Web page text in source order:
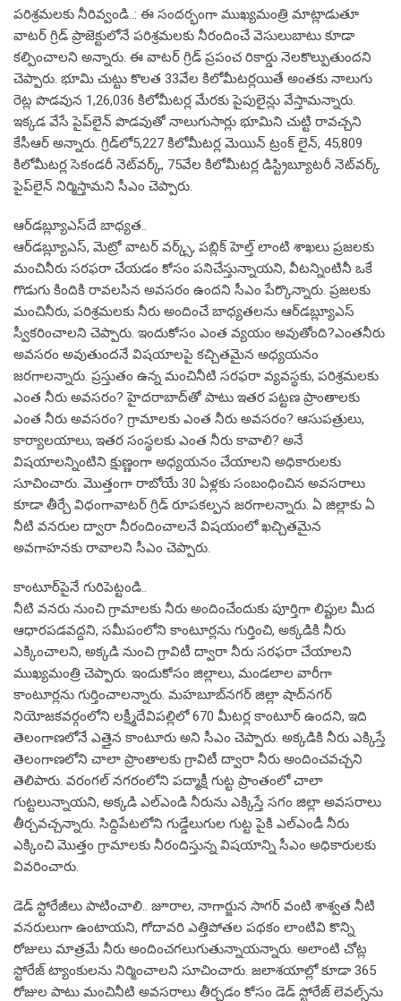
పరిశ్రమలకు నీరివ్వండి..: ఈ సందర్భంగా ముఖ్యమంత్రి మాట్లాడుతూ
వాటర్ గ్రిడ్ ప్రాజెక్టులోనే పరిశ్రమలకు నీరందించే వెసులుబాటు కూడా
కల్పించాలని అన్నారు. ఈ వాటర్ గ్రిడ్ ప్రపంచ రికార్డు నెలకొల్పుతుందని
చెప్పారు. భూమి చుట్టు కొలత 33వేల కిలోమీటర్లయితే అంతకు నాలుగు
రెట్ల పొడవున 1,26,036 కిలోమీటర్ల మేరకు పైపులైన్లు వేస్తామన్నారు.
ఇక్కడ వేసే పైప్‌లైన్ పొడవుతో నాలుగుసార్లు భూమిని చుట్టి రావచ్చని
కేసీఆర్ అన్నారు. గ్రిడ్‌లో5,227 కిలోమీటర్ల మెయిన్ ట్రంక్ లైన్, 45,809
కిలోమీటర్ల సెకండరీ నెట్‌వర్క్, 75వేల కిలోమీటర్ల డిస్ట్రిబ్యూటరీ నెట్‌వర్క్
పైప్‌లైన్ నిర్మిస్తామని సీఎం చెప్పారు.
ఆర్‌డబ్ల్యూఎస్‌దే బాధ్యత..
ఆర్‌డబ్ల్యూఎస్, మెట్రో వాటర్ వర్క్స్, పబ్లిక్ హెల్త్ లాంటి శాఖలు ప్రజలకు
మంచినీరు సరఫరా చేయడం కోసం పనిచేస్తున్నాయని, వీటన్నింటినీ ఒకే
గొడుగు కిందికి రావలసిన అవసరం ఉందని సీఎం పేర్కొన్నారు. ప్రజలకు
మంచినీరు, పరిశ్రమలకు నీరు అందించే బాధ్యతలను ఆర్‌డబ్ల్యూఎస్
స్వీకరించాలని చెప్పారు. ఇందుకోసం ఎంత వ్యయం అవుతోంది?ఎంతనీరు
అవసరం అవుతుందనే విషయాలపై కచ్చితమైన అధ్యయనం
జరగాలన్నారు. ప్రస్తుతం ఉన్న మంచినీటి సరఫరా వ్యవస్థకు, పరిశ్రమలకు
ఎంత నీరు అవసరం? హైదరాబాద్‌తో పాటు ఇతర పట్టణ ప్రాంతాలకు
ఎంత నీరు అవసరం? గ్రామాలకు ఎంత నీరు అవసరం? ఆసుపత్రులు,
కార్యాలయాలు, ఇతర సంస్థలకు ఎంత నీరు కావాలి? అనే
విషయాలన్నింటిని క్షుణ్ణంగా అధ్యయనం చేయాలని అధికారులకు
సూచించారు. మొత్తంగా రాబోయే 30 ఏళ్లకు సంబంధించిన అవసరాలు
కూడా తీర్చే విధంగావాటర్ గ్రిడ్ రూపకల్పన జరగాలన్నారు. ఏ జిల్లాకు ఏ
నీటి వనరుల ద్వారా నీరందించాలనే విషయంలో ఖచ్చితమైన
అవగాహనకు రావాలని సీఎం చెప్పారు.
కాంటూర్‌పైనే గురిపెట్టండి..
నీటి వనరు నుంచి గ్రామాలకు నీరు అందించేందుకు పూర్తిగా లిప్టుల మీద
ఆధారపడవద్దని, సమీపంలోని కాంటూర్లను గుర్తించి, అక్కడికి నీరు
ఎక్కించాలని, అక్కడి నుంచి గ్రావిటీ ద్వారా నీరు సరఫరా చేయాలని
ముఖ్యమంత్రి చెప్పారు. ఇందుకోసం జిల్లాలు, మండలాల వారీగా
కాంటూర్లను గుర్తించాలన్నారు. మహబూబ్‌నగర్ జిల్లా షాద్‌నగర్
నియోజకవర్గంలోని లక్ష్మీదేవిపల్లిలో 670 మీటర్ల కాంటూర్ ఉందని, ఇది
తెలంగాణలోనే ఎత్తైన కాంటూరు అని సీఎం చెప్పారు. అక్కడికి నీరు ఎక్కిస్తే
తెలంగాణలోని చాలా ప్రాంతాలకు గ్రావిటీ ద్వారా నీరు అందించవచ్చని
తెలిపారు. వరంగల్ నగరంలోని పద్మాక్షీ గుట్ట ప్రాంతంలో చాలా
గుట్టలున్నాయని, అక్కడి ఎల్‌ఎండి నీరును ఎక్కిస్తే సగం జిల్లా అవసరాలు
తీర్చవచ్చన్నారు. సిద్దిపేటలోని గుడ్డేలుగుల గుట్ట పైకి ఎల్‌ఎండీ నీరు
ఎక్కించి మొత్తం గ్రామాలకు నీరందిస్తున్న విషయాన్ని సీఎం అధికారులకు
వివరించారు.
డెడ్ స్టోరేజీలు పాటించాలి.. జూరాల, నాగార్జున సాగర్ వంటి శాశ్వత నీటి
వనరులుగా ఉంటాయని, గోదావరి ఎత్తిపోతల పథకం లాంటివి కొన్ని
రోజులు మాత్రమే నీరు అందించగలుగుతున్నాయన్నారు. అలాంటి చోట్ల
స్టోరేజ్ ట్యాంకులను నిర్మించాలని సూచించారు. జలాశయాల్లో కూడా 365
రోజుల పాటు మంచినీటి అవసరాలు తీర్చడం కోసం డెడ్ స్టోరేజ్ లెవల్స్‌ను